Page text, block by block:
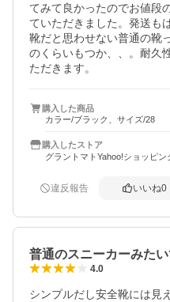
てみて良かったのでお値段
ていただきました。発送も
靴だと思わせない普通の靴
のくらいもつか、、。耐久
ただきます。
購入した商品
カラー/ブラック、サイズ/28
購入したストア
グラントマトYahoo!ショッピン
違反報告 いいね0
普通のスニーカーみたい
4.0
シンプルだし安全靴には見